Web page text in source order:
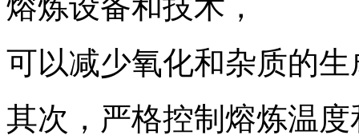
可以减少氧化和杂质的
其次，严格控制熔炼温